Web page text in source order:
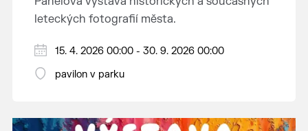
leteckých fotografií města.
15. 4. 2026 00:00 - 30. 9. 2026 00:00
pavilon v parku